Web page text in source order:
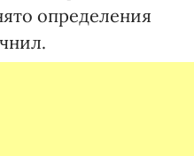
определения